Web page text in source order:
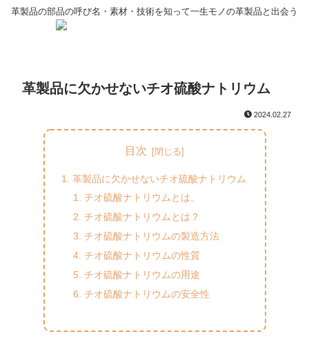
革製品の部品の呼び名・素材・技術を知って一生モノの革製品と出会う
革製品に欠かせないチオ硫酸ナトリウム
2024.02.27
目次
革製品に欠かせないチオ硫酸ナトリウム
チオ硫酸ナトリウムとは。
チオ硫酸ナトリウムとは？
チオ硫酸ナトリウムの製造方法
チオ硫酸ナトリウムの性質
チオ硫酸ナトリウムの用途
チオ硫酸ナトリウムの安全性